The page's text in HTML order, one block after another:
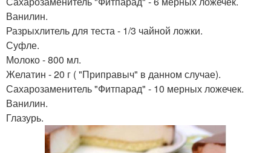
Ванилин.
Разрыхлитель для теста - 1/3 чайной ложки.
Суфле.
Молоко - 800 мл.
Желатин - 20 г ( "Приправыч" в данном случае).
Сахарозаменитель "Фитпарад" - 10 мерных ложечек.
Ванилин.
Глазурь.